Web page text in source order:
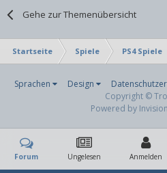
Gehe zur Themenübersicht
Startseite Spiele PS4 Spiele
Sprachen Design
Copyright ©
Powered by
Forum Ungelesen Anmelden